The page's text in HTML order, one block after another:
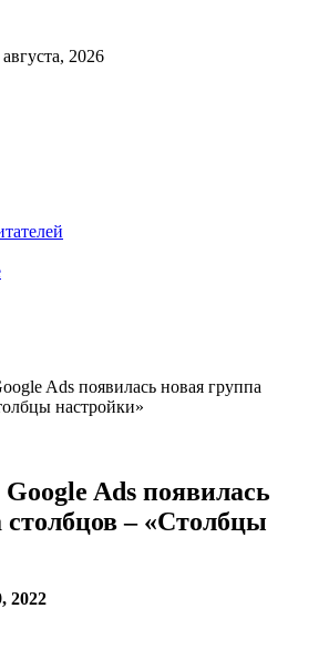
2026
Ads появилась новая группа
настройки»
Ads появилась
столбцов – «Столбцы
2022